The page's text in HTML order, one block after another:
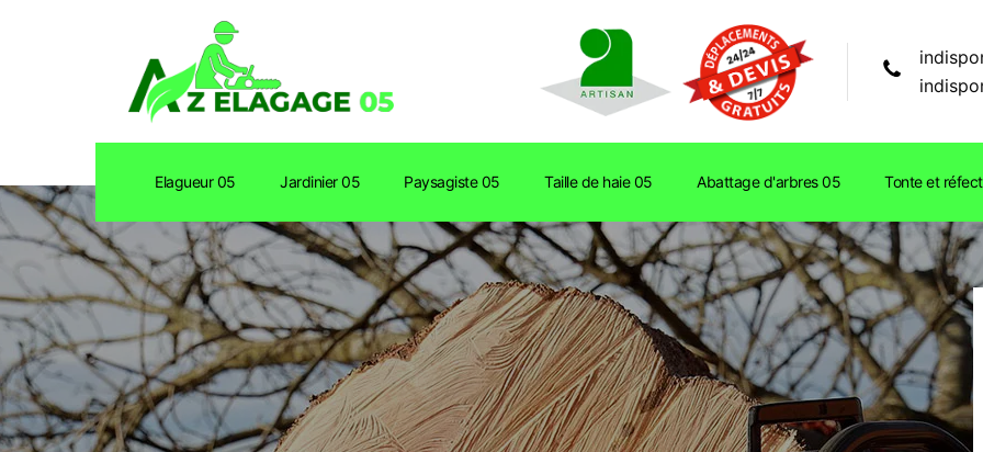
Elagueur 05 Jardinier 05 Paysagiste 05 Taille de haie 05 Abattage d'arbres 05 Tonte et